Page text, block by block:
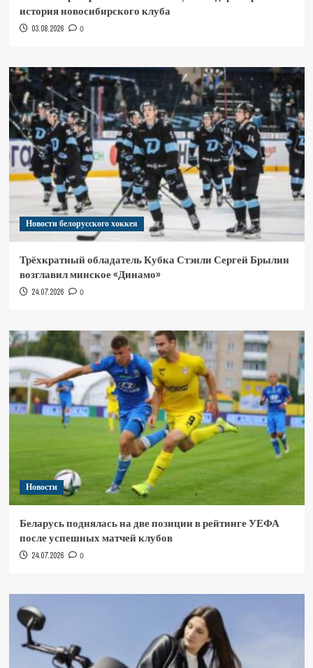
история новосибирского клуба
03.08.2026 0
Новости белорусского хоккея
Трёхкратный обладатель Кубка Стэнли Сергей Брылин
возглавил минское «Динамо»
24.07.2026 0
Новости
Беларусь поднялась на две позиции в рейтинге УЕФА
после успешных матчей клубов
24.07.2026 0